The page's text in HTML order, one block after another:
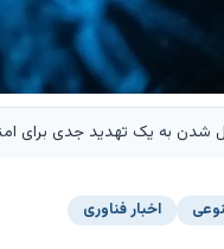
به یک تهدید جدی برای
اخبار فناوری